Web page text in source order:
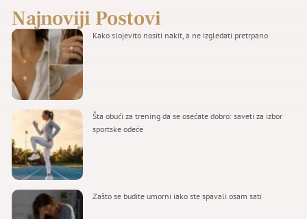
Najnoviji Postovi
Kako slojevito nositi nakit, a ne izgledati pretrpano
Šta obući za trening da se osećate dobro: saveti za izbor
sportske odeće
Zašto se budite umorni iako ste spavali osam sati